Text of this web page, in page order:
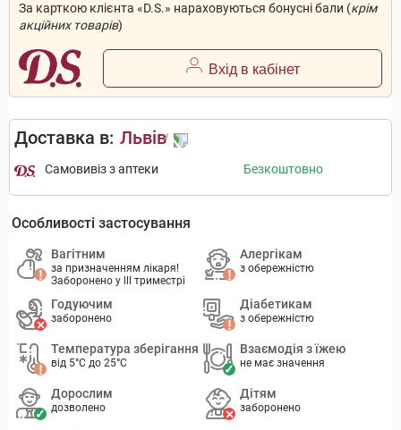
За карткою клієнта «D.S.» нараховуються бонусні бали (крім
акційних товарів)
Вхід в кабінет
Доставка в: Львів
Самовивіз з аптеки Безкоштовно
Особливості застосування
Вагітним
за призначенням лікаря!
Заборонено у lll триместрі
Алергікам
з обережністю
Годуючим
заборонено
Діабетикам
з обережністю
Температура зберігання
від 5°C до 25°C
Взаємодія з їжею
не має значення
Дорослим
дозволено
Дітям
заборонено